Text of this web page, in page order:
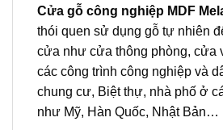
Cửa gỗ công nghiệp MDF
thói quen sử dụng gỗ tự nhiên
cửa như cửa thông phòng, cửa
các công trình công nghiệp và
chung cư, Biệt thự, nhà phố ở
như Mỹ, Hàn Quốc, Nhật Bản…